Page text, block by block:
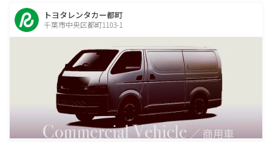
トヨタレンタカー都町
千葉市中央区都町1103-1